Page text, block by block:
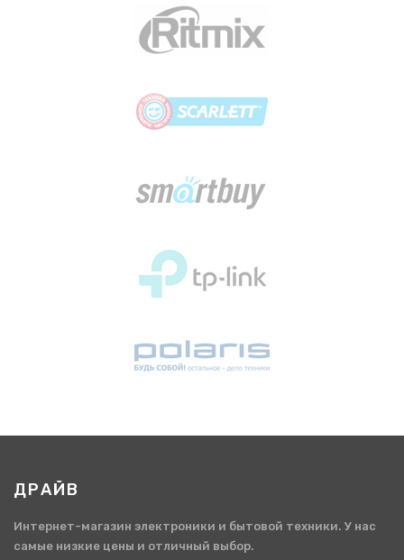
ДРАЙВ
Интернет-магазин электроники и бытовой техники. У нас
самые низкие цены и отличный выбор.